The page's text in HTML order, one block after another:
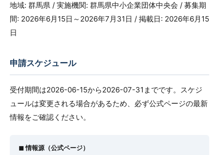
地域: 群馬県 / 実施機関: 群馬県中小企業団体中央会 / 募集期
間: 2026年6月15日～2026年7月31日 / 掲載日: 2026年6月15
日
申請スケジュール
受付期間は2026-06-15から2026-07-31までです。スケジ
ュールは変更される場合があるため、必ず公式ページの最新
情報をご確認ください。
◼︎ 情報源（公式ページ）